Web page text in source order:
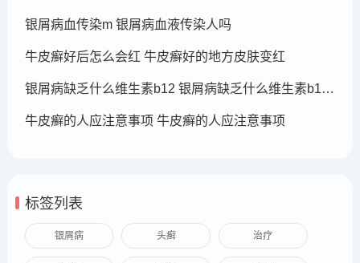
银屑病血传染m 银屑病血液传染人吗
牛皮癣好后怎么会红 牛皮癣好的地方皮肤变红
银屑病缺乏什么维生素b12 银屑病缺乏什么维生素b12可以补充
牛皮癣的人应注意事项 牛皮癣的人应注意事项
标签列表
银屑病 头癣 治疗